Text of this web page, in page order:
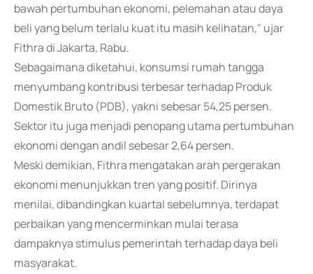
bawah pertumbuhan ekonomi, pelemahan atau daya
beli yang belum terlalu kuat itu masih kelihatan," ujar
Fithra di Jakarta, Rabu.
Sebagaimana diketahui, konsumsi rumah tangga
menyumbang kontribusi terbesar terhadap Produk
Domestik Bruto (PDB), yakni sebesar 54,25 persen.
Sektor itu juga menjadi penopang utama pertumbuhan
ekonomi dengan andil sebesar 2,64 persen.
Meski demikian, Fithra mengatakan arah pergerakan
ekonomi menunjukkan tren yang positif. Dirinya
menilai, dibandingkan kuartal sebelumnya, terdapat
perbaikan yang mencerminkan mulai terasa
dampaknya stimulus pemerintah terhadap daya beli
masyarakat.